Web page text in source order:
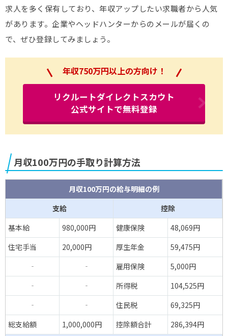
求人を多く保有しており、年収アップしたい求職者から人気
があります。企業やヘッドハンターからのメールが届くの
で、ぜひ登録してみましょう。
年収750万円以上の方向け！
リクルートダイレクトスカウト
公式サイトで無料登録
月収100万円の手取り計算方法
月収100万円の給与明細の例
支給
控除
基本給
980,000円 健康保険
48,069円
住宅手当
20,000円 厚生年金
59,475円
‐
‐ 雇用保険
5,000円
‐
‐ 所得税
104,525円
‐
‐ 住民税
69,325円
総支給額
1,000,000円 控除額合計
286,394円